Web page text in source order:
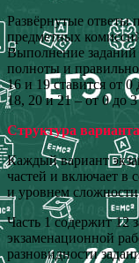
Развёрнутые ответы
предметных
Выполнение заданий
полноты и
16 и 19 ставится от
18, 20 и 21 – от 0 до
Структура
Каждый вариант
частей и включает в
и уровнем
Часть 1 содержит 12
экзаменационной
разновидности